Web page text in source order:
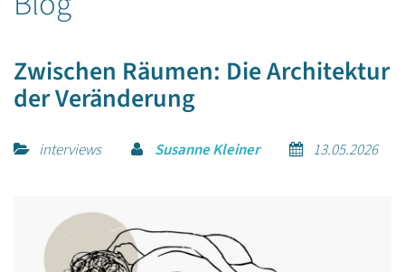
Zwischen Räumen: Die Architektur
der Veränderung
interviews Susanne Kleiner 13.05.2026